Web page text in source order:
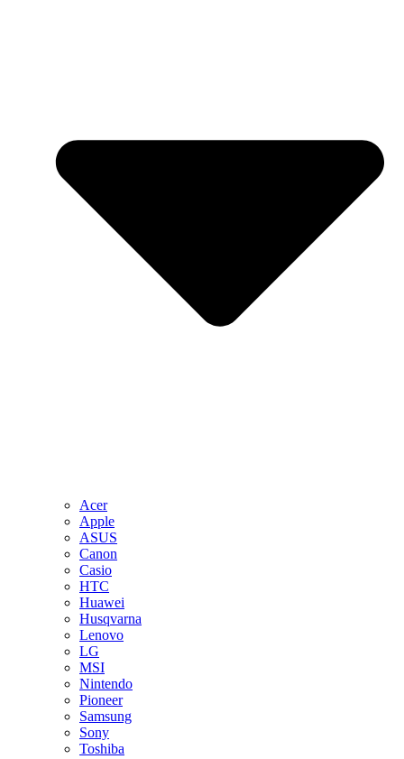
Acer
Apple
ASUS
Canon
Casio
HTC
Huawei
Husqvarna
Lenovo
LG
MSI
Nintendo
Pioneer
Samsung
Sony
Toshiba